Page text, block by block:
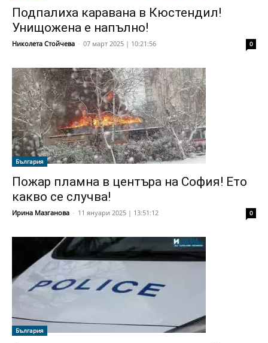
Подпалиха каравана в Кюстендил!
Унищожена е напълно!
Николета Стойчева - 07 март 2025 | 10:21:56 0
България
Пожар пламна в центъра на София! Ето
какво се случва!
Ирина Мазганова - 11 януари 2025 | 13:51:12 0
България